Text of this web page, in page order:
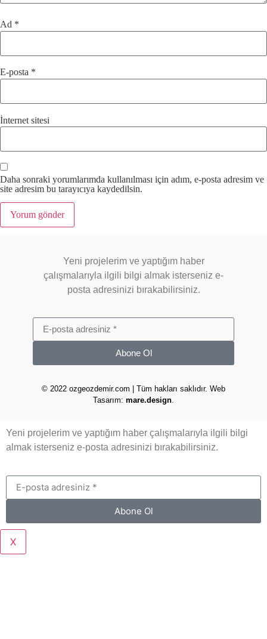
Ad *
E-posta *
İnternet sitesi
Daha sonraki yorumlarımda kullanılması için adım, e-posta adresim ve
site adresim bu tarayıcıya kaydedilsin.
Yeni projelerim ve yaptığım haber
çalışmalarıyla ilgili bilgi almak isterseniz e-
posta adresinizi bırakabilirsiniz.
Abone Ol
© 2022 ozgeozdemir.com | Tüm hakları saklıdır. Web
Tasarım: mare.design
Yeni projelerim ve yaptığım haber çalışmalarıyla ilgili bilgi
almak isterseniz e-posta adresinizi bırakabilirsiniz.
Abone Ol
X